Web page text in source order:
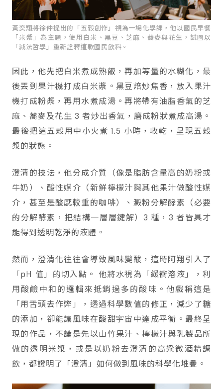
黃奕翔將徐仲提出的「五穀創作」視為一場化學課，他以國民早餐
「米漿」為主題，使用白米、黑豆、芝麻、蕎麥與花生，試圖以
「減法哲學」重新詮釋這款國民飲料。
因此，他先把白米煮成熟飯，再加等量的水糊化，最
後丟到果汁機打成白米漿。黑豆焙炒焦香，放入果汁
機打成粉漿，再用水煮成湯。再將帶有油脂香氣的芝
麻、蕎麥及花生 3 者炒出香氣，磨成粉狀煮成高湯。
最後把這五穀用中小火煮 1.5 小時，收乾，呈現五穀
漿的狀態。
澄清的技法，他分成介質（像是脂肪含量高的奶粉或
牛奶）、酸性媒介（新鮮檸檬汁與其他果汁做酸性媒
介，甚至是酸感較重的咖啡）、澱粉分解酵素（必要
的分解酵素，把結構一層層鍵解）3 種，3 者皆具才
能得到透明乾淨的液體。
然而，澄清化往往會導致風味變酸，這時阿翔引入了
「pH 值」的切入點。 他將水視為「緩衝溶液」，利
用酸鹼中和的邏輯來抵銷過多的酸味。他戲稱這是
「用舌頭去作弊」，透過科學數值的修正，減少了糖
的添加，卻能讓風味在酸甜宇宙中達成平衡。最終呈
現的作品，不論是先以山竹果汁、檸檬汁與乳製品所
做的透明米漿，或是以奶粉去澄清的高粱微酒精調
飲，都證明了「澄清」如何做到風味的科學化堆疊。